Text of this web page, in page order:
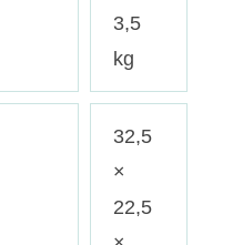
3,5
kg
32,5
×
22,5